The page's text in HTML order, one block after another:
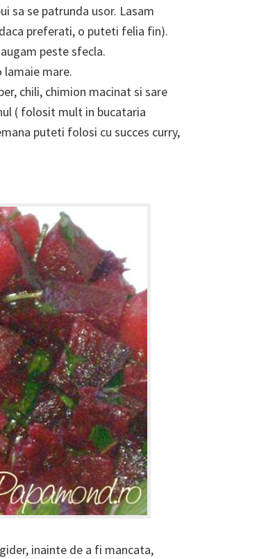
sa se patrunda usor. Lasam
preferati, o puteti felia fin).
peste sfecla.
lamaie mare.
chili, chimion macinat si sare
( folosit mult in bucataria
puteti folosi cu succes curry,
inainte de a fi mancata,